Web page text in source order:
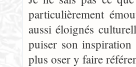
particulièrement
aussi éloignés
puiser son inspiration
plus oser y faire